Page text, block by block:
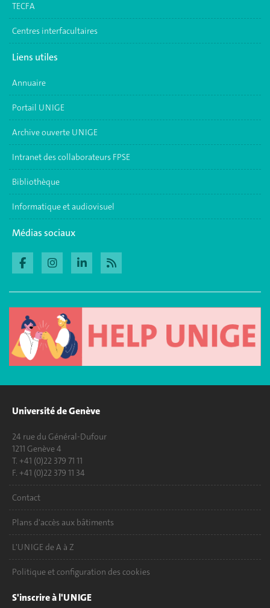
TECFA
Centres interfacultaires
Liens utiles
Annuaire
Portail UNIGE
Archive ouverte UNIGE
Intranet des collaborateurs FPSE
Bibliothèque
Informatique et audiovisuel
Médias sociaux
Université de Genève
24 rue du Général-Dufour
1211 Genève 4
T. +41 (0)22 379 71 11
F. +41 (0)22 379 11 34
Contact
Plans d'accès aux bâtiments
L'UNIGE de A à Z
Politique et configuration des cookies
S'inscrire à l'UNIGE